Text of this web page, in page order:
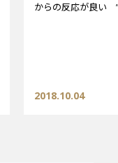
からの反応が良い
2018.10.04